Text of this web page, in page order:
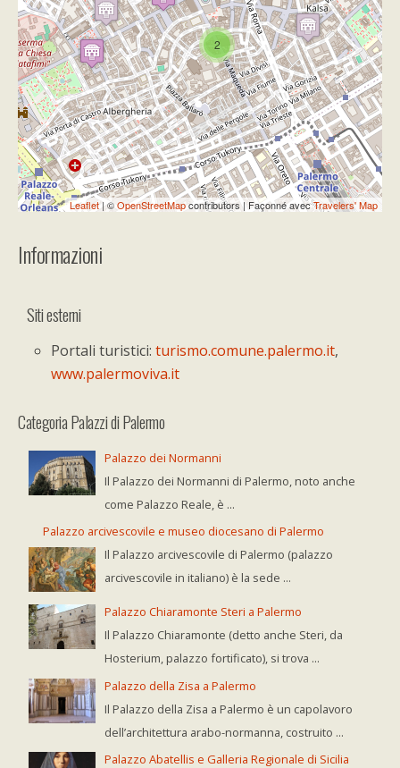
Travelers' Map is loading...
If you see this after your page is
loaded completely, leafletJS files are
missing.
2
Leaflet| ©OpenStreetMapcontributors | Façonné avecTravelers' Map
Informazioni
Siti esterni
Portali turistici: turismo.comune.palermo.it,
www.palermoviva.it
Categoria Palazzi di Palermo
Palazzo dei Normanni
Il Palazzo dei Normanni di Palermo, noto anche
come Palazzo Reale, è ...
Palazzo arcivescovile e museo diocesano di Palermo
Il Palazzo arcivescovile di Palermo (palazzo
arcivescovile in italiano) è la sede ...
Palazzo Chiaramonte Steri a Palermo
Il Palazzo Chiaramonte (detto anche Steri, da
Hosterium, palazzo fortificato), si trova ...
Palazzo della Zisa a Palermo
Il Palazzo della Zisa a Palermo è un capolavoro
dell’architettura arabo-normanna, costruito ...
Palazzo Abatellis e Galleria Regionale di Sicilia